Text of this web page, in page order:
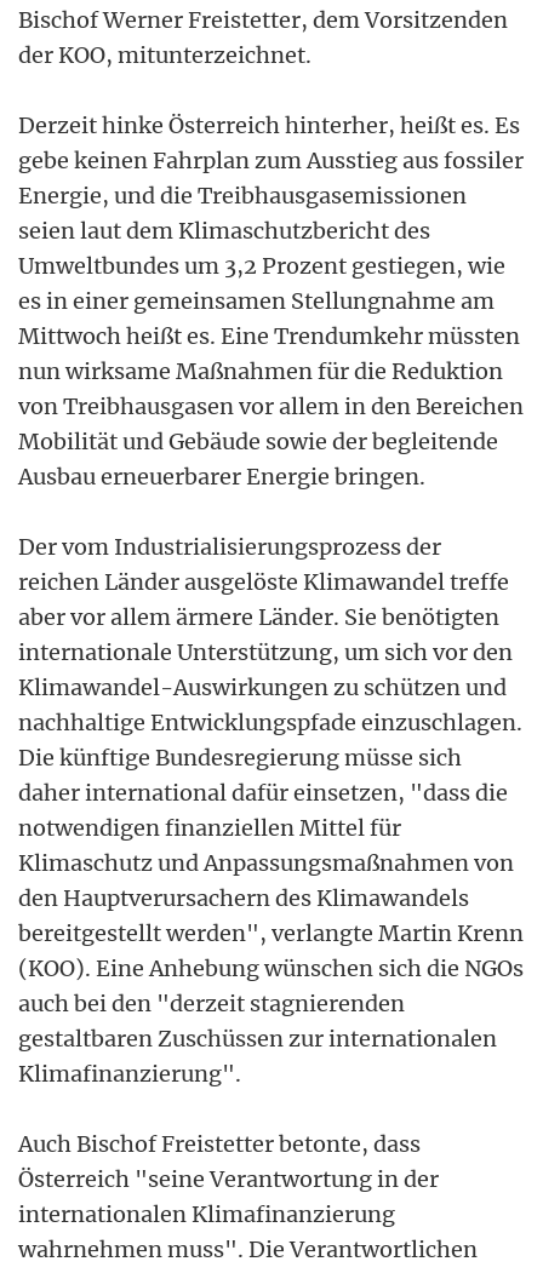
Bischof Werner Freistetter, dem Vorsitzenden
der KOO, mitunterzeichnet.
Derzeit hinke Österreich hinterher, heißt es. Es
gebe keinen Fahrplan zum Ausstieg aus fossiler
Energie, und die Treibhausgasemissionen
seien laut dem Klimaschutzbericht des
Umweltbundes um 3,2 Prozent gestiegen, wie
es in einer gemeinsamen Stellungnahme am
Mittwoch heißt es. Eine Trendumkehr müssten
nun wirksame Maßnahmen für die Reduktion
von Treibhausgasen vor allem in den Bereichen
Mobilität und Gebäude sowie der begleitende
Ausbau erneuerbarer Energie bringen.
Der vom Industrialisierungsprozess der
reichen Länder ausgelöste Klimawandel treffe
aber vor allem ärmere Länder. Sie benötigten
internationale Unterstützung, um sich vor den
Klimawandel-Auswirkungen zu schützen und
nachhaltige Entwicklungspfade einzuschlagen.
Die künftige Bundesregierung müsse sich
daher international dafür einsetzen, "dass die
notwendigen finanziellen Mittel für
Klimaschutz und Anpassungsmaßnahmen von
den Hauptverursachern des Klimawandels
bereitgestellt werden", verlangte Martin Krenn
(KOO). Eine Anhebung wünschen sich die NGOs
auch bei den "derzeit stagnierenden
gestaltbaren Zuschüssen zur internationalen
Klimafinanzierung".
Auch Bischof Freistetter betonte, dass
Österreich "seine Verantwortung in der
internationalen Klimafinanzierung
wahrnehmen muss". Die Verantwortlichen